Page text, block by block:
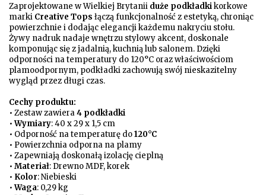
Zaprojektowane w Wielkiej Brytanii duże podkładkikorkowe
marki Creative Tops łączą funkcjonalność z estetyką, chroniąc
powierzchnie i dodając elegancji każdemu nakryciu stołu.
Żywy nadruk nadaje wnętrzu stylowy akcent, doskonale
komponując się z jadalnią, kuchnią lub salonem. Dzięki
odporności na temperatury do 120°C oraz właściwościom
plamoodpornym, podkładki zachowują swój nieskazitelny
wygląd przez długi czas.
Cechy produktu:
• Zestaw zawiera4 podkładki
•Wymiary: 40 x 29 x 1,5 cm
• Odporność na temperaturę do120°C
• Powierzchnia odporna na plamy
• Zapewniają doskonałą izolację cieplną
• Materiał: Drewno MDF, korek
• Kolor: Niebieski
•Waga: 0,29 kg